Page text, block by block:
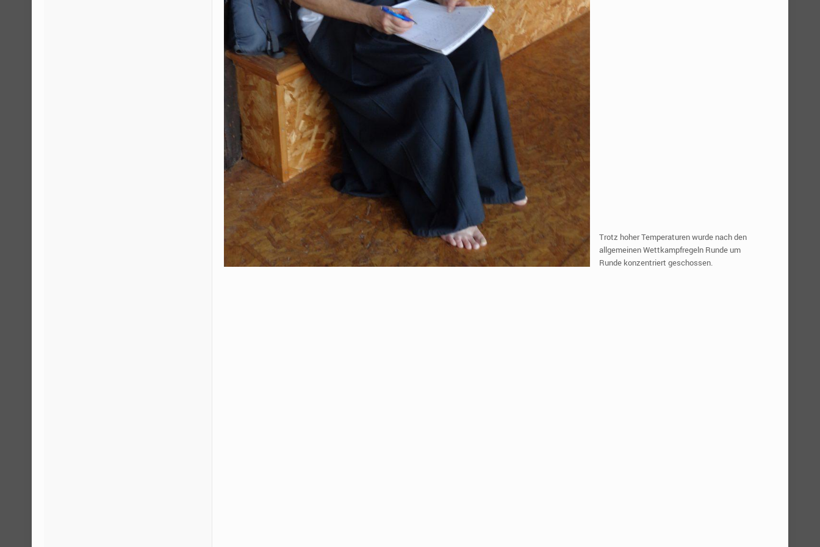
Trotz hoher Temperaturen wurde nach den
allgemeinen Wettkampfregeln Runde um
Runde konzentriert geschossen.